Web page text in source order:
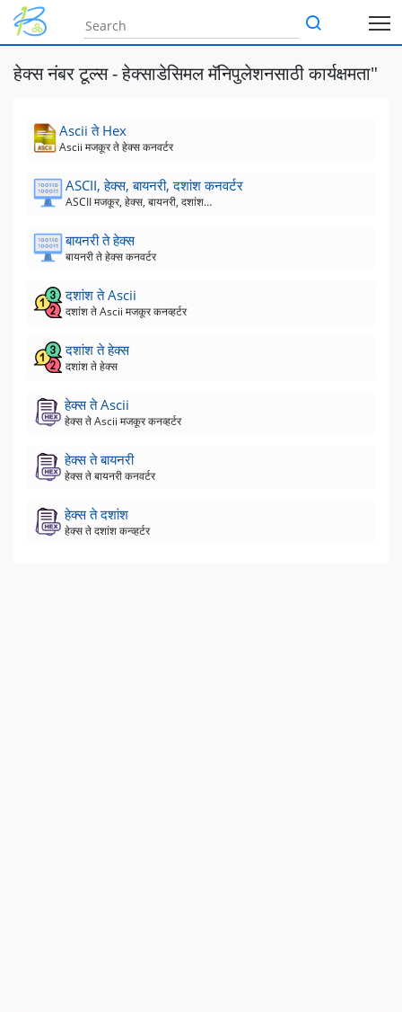
हेक्स नंबर टूल्स - हेक्साडेसिमल मॅनिपुलेशनसाठी कार्यक्षमता"
Ascii ते Hex
Ascii मजकूर ते हेक्स कनवर्टर
ASCII, हेक्स, बायनरी, दशांश कनवर्टर
ASCII मजकूर, हेक्स, बायनरी, दशांश कनवर्टर
बायनरी ते हेक्स
बायनरी ते हेक्स कनवर्टर
दशांश ते Ascii
दशांश ते Ascii मजकूर कनव्हर्टर
दशांश ते हेक्स
दशांश ते हेक्स
हेक्स ते Ascii
हेक्स ते Ascii मजकूर कनव्हर्टर
हेक्स ते बायनरी
हेक्स ते बायनरी कनवर्टर
हेक्स ते दशांश
हेक्स ते दशांश कन्व्हर्टर